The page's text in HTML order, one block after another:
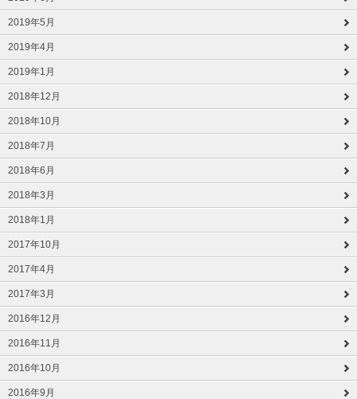
2019年5月
2019年4月
2019年1月
2018年12月
2018年10月
2018年7月
2018年6月
2018年3月
2018年1月
2017年10月
2017年4月
2017年3月
2016年12月
2016年11月
2016年10月
2016年9月